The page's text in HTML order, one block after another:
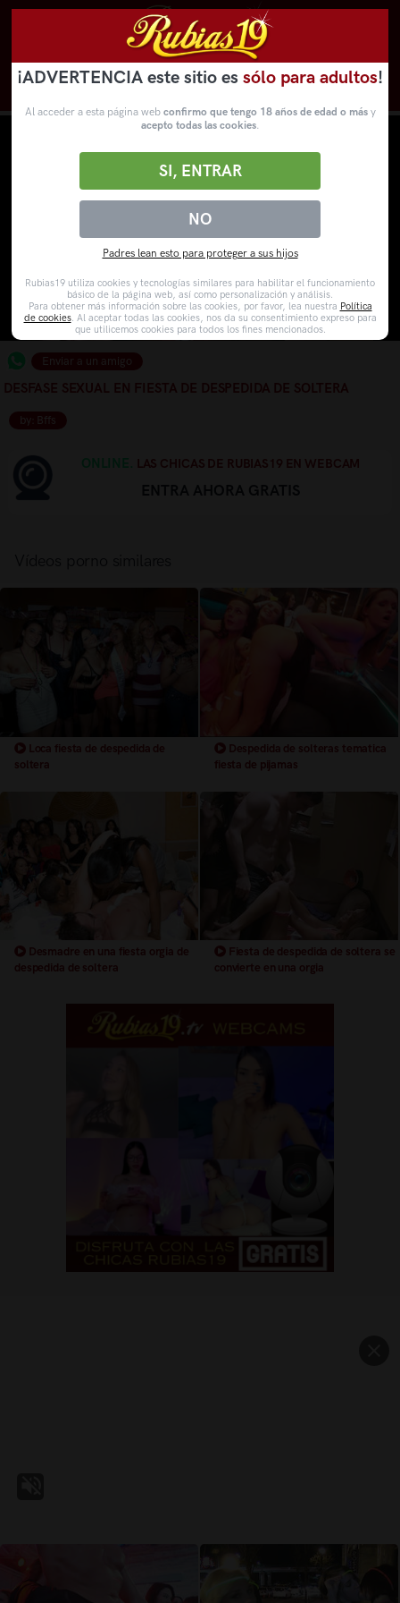
Enviar a un amigo
DESFASE SEXUAL EN FIESTA DE DESPEDIDA DE SOLTERA
by: Bffs
ONLINE. LAS CHICAS DE RUBIAS19 EN WEBCAM
Loca fiesta de despedida de
soltera
Despedida de solteras tematica
fiesta de pijamas
Desmadre en una fiesta orgia de
despedida de soltera
Fiesta de despedida de soltera se
convierte en una orgia
¡ADVERTENCIA este sitio es sólo para adultos!
Al acceder a esta página web confirmo que tengo 18 años de edad o másy
acepto todas las cookies.
NO
SI, ENTRAR
Padres lean esto para proteger a sus hijos
Rubias19 utiliza cookies y tecnologías similares para habilitar el funcionamiento
básico de la página web, así como personalización y análisis.
Para obtener más información sobre las cookies, por favor, lea nuestra Política
de cookies. Al aceptar todas las cookies, nos da su consentimiento expreso para
que utilicemos cookies para todos los fines mencionados.